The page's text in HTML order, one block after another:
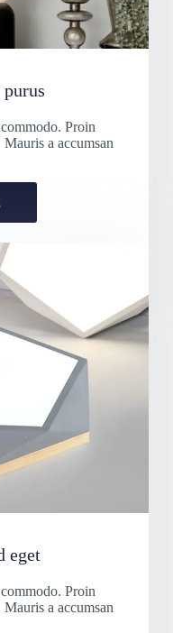
Proin
a accumsan
eget
Proin
a accumsan